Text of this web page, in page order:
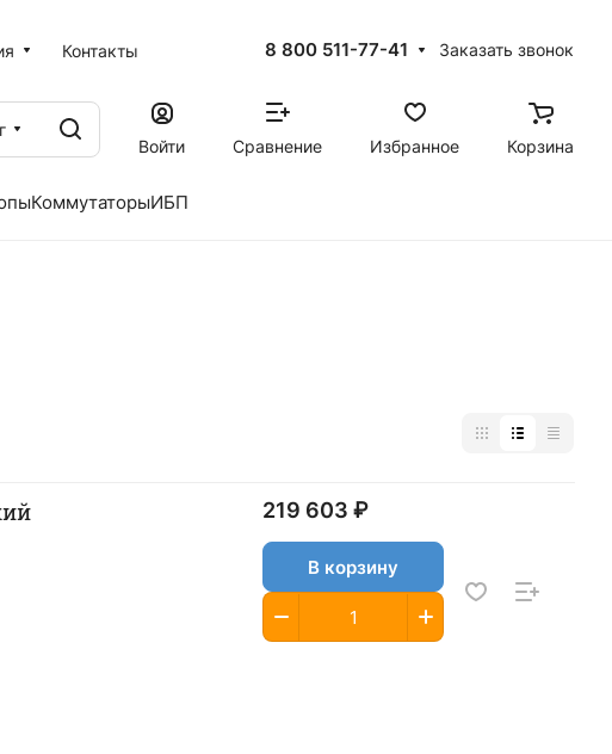
Контакты 8 800 511-77-41 Заказать звонок
Войти
Сравнение Избранное Корзина
КоммутаторыИБП
219 603 ₽
В корзину